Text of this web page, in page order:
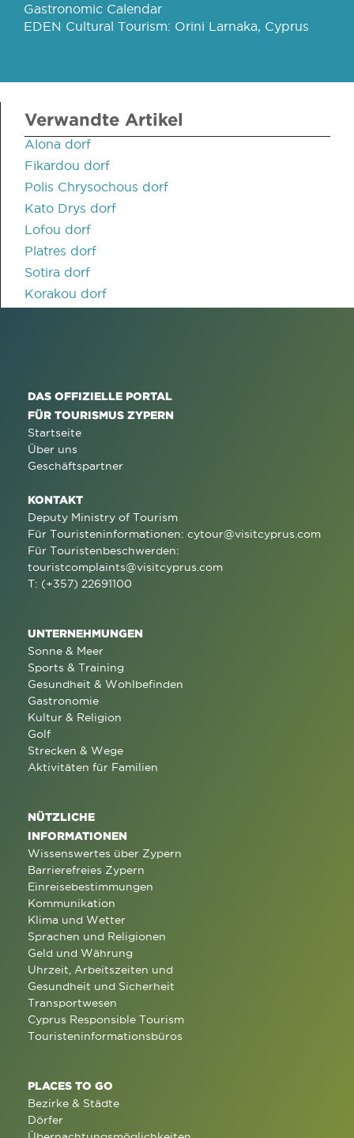
Gastronomic Calendar
EDEN Cultural Tourism: Orini Larnaka, Cyprus
Verwandte Artikel
Alona dorf
Fikardou dorf
Polis Chrysochous dorf
Kato Drys dorf
Lofou dorf
Platres dorf
Sotira dorf
Korakou dorf
DAS OFFIZIELLE PORTAL
FÜR TOURISMUS ZYPERN
Startseite
Über uns
Geschäftspartner
KONTAKT
Deputy Ministry of Tourism
Für Touristeninformationen: cytour@visitcyprus.com
Für Touristenbeschwerden:
touristcomplaints@visitcyprus.com
T: (+357) 22691100
UNTERNEHMUNGEN
Sonne & Meer
Sports & Training
Gesundheit & Wohlbefinden
Gastronomie
Kultur & Religion
Golf
Strecken & Wege
Aktivitäten für Familien
NÜTZLICHE
INFORMATIONEN
Wissenswertes über Zypern
Barrierefreies Zypern
Einreisebestimmungen
Kommunikation
Klima und Wetter
Sprachen und Religionen
Geld und Währung
Uhrzeit, Arbeitszeiten und
Gesundheit und Sicherheit
Transportwesen
Cyprus Responsible Tourism
Touristeninformationsbüros
PLACES TO GO
Bezirke & Städte
Dörfer